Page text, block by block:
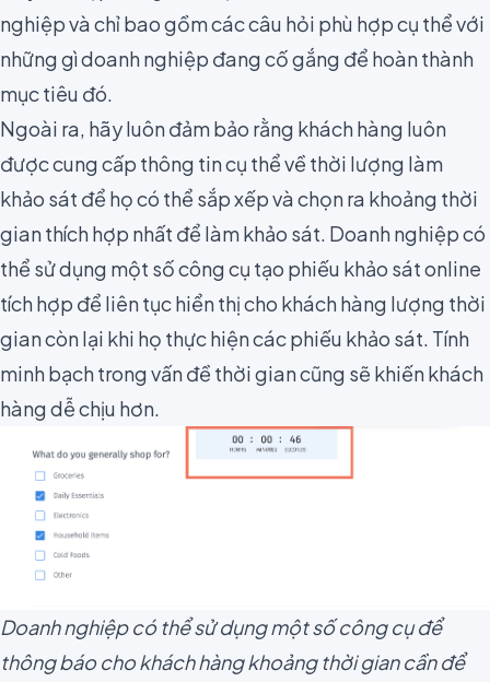
nghiệp và chỉ bao gồm các câu hỏi phù hợp cụ thể với
những gì doanh nghiệp đang cố gắng để hoàn thành
mục tiêu đó.
Ngoài ra, hãy luôn đảm bảo rằng khách hàng luôn
được cung cấp thông tin cụ thể về thời lượng làm
khảo sát để họ có thể sắp xếp và chọn ra khoảng thời
gian thích hợp nhất để làm khảo sát. Doanh nghiệp có
thể sử dụng một số công cụ tạo phiếu khảo sát online
tích hợp để liên tục hiển thị cho khách hàng lượng thời
gian còn lại khi họ thực hiện các phiếu khảo sát. Tính
minh bạch trong vấn đề thời giancũng sẽ khiến khách
hàng dễ chịu hơn.
Doanh nghiệp có thể sử dụng một số công cụ để
thông báo cho khách hàng khoảng thời gian cần để